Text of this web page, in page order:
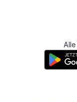
Alle